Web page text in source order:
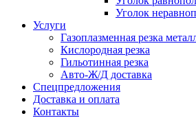
Уголок
Услуги
Газоплазменная резка
Кислородная резка
Гильотинная резка
Авто-Ж/Д доставка
Спецпредложения
Доставка и оплата
Контакты